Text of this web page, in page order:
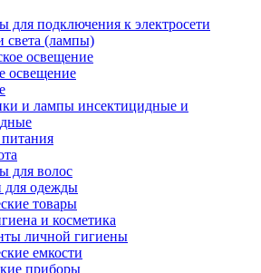
для подключения к электросети
света (лампы)
освещение
освещение
и лампы инсектицидные и
для волос
одежды
товары
и косметика
личной гигиены
емкости
приборы